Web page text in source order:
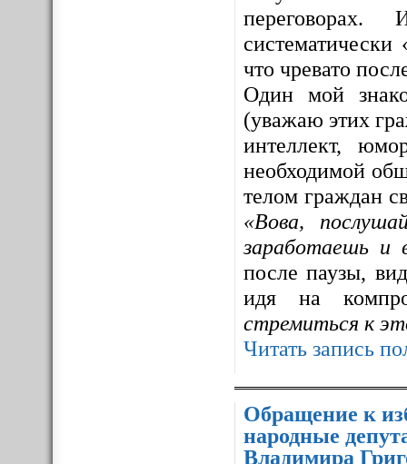
переговорах.
что чревато
Один мой
(уважаю этих
интеллект,
необходимой
телом граждан
«Вова,
заработаешь и
после паузы,
идя на
стремиться к
Читать запись
Обращение к
народные
Владимира